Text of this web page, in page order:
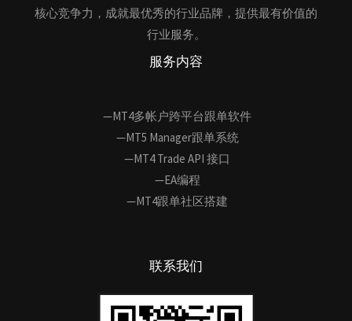
核心竞争力，成就最优秀的行业品牌，提供最有价值的
行业服务。
服务内容
—MT4多帐户跨平台跟单软件
—MT5 Manager跟单系统
—MT4 Trade API 接口
—EA编程
—MT4跟单社区搭建
联系我们